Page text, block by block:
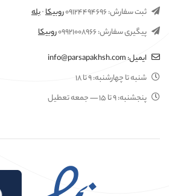
ثبت سفارش:۰۹۱۲۴۴۹۴۶۹۶روبیکا·بله
پیگیری سفارش:۰۹۹۲۱۰۰۸۹۶۶روبیکا
ایمیل:info@parsapakhsh.com
شنبه تا چهارشنبه:۹ تا ۱۸
پنجشنبه:۹ تا ۱۵ — جمعه تعطیل